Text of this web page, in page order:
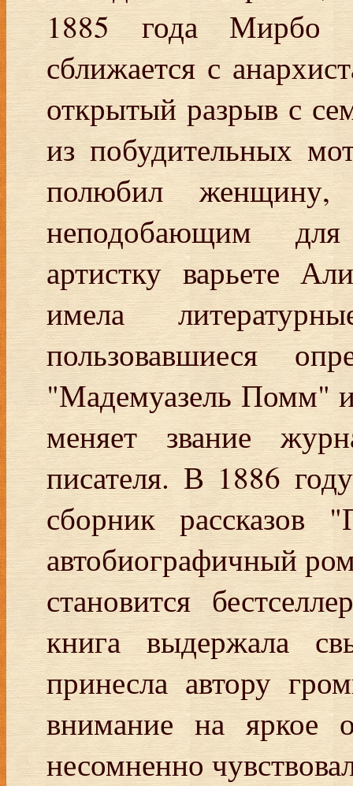
1885 года Мирбо
сближается с
открытый разрыв с
из побудительных
полюбил
неподобающим для
артистку варьете
имела
пользовавшиеся
"Мадемуазель Помм"
меняет звание
писателя. В 1886
сборник
автобиографичный
становится
книга выдержала
принесла автору
внимание на яркое
несомненно